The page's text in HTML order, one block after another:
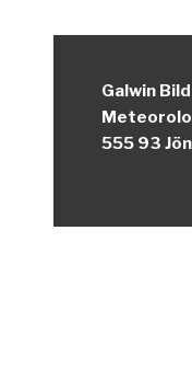
Galwin
555 93